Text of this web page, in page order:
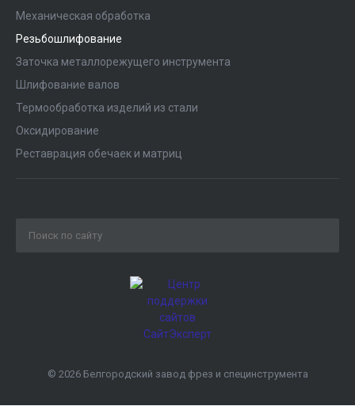
Механическая обработка
Резьбошлифование
Заточка металлорежущего инструмента
Шлифование валов
Термообработка изделий из стали
Оксидирование
Реставрация обечаек и матриц
© 2026 Белгородский завод фрез и специнструмента